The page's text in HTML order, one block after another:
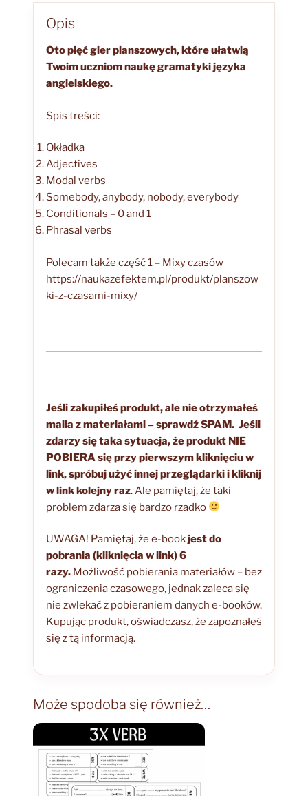
Opis
Oto pięć gier planszowych, które ułatwią
Twoim uczniom naukę gramatyki języka
angielskiego.
Spis treści:
Okładka
Adjectives
Modal verbs
Somebody, anybody, nobody, everybody
Conditionals – 0 and 1
Phrasal verbs
Polecam także część 1 – Mixy czasów
https://naukazefektem.pl/produkt/planszow
ki-z-czasami-mixy/
Jeśli zakupiłeś produkt, ale nie otrzymałeś
maila z materiałami – sprawdź SPAM. Jeśli
zdarzy się taka sytuacja, że produkt NIE
POBIERA się przy pierwszym kliknięciu w
link, spróbuj użyć innej przeglądarki i kliknij
w link kolejny raz. Ale pamiętaj, że taki
problem zdarza się bardzo rzadko
UWAGA! Pamiętaj, że e-bookjest do
pobrania (kliknięcia w link) 6
razy. Możliwość pobierania materiałów – bez
ograniczenia czasowego, jednak zaleca się
nie zwlekać z pobieraniem danych e-booków.
Kupując produkt, oświadczasz, że zapoznałeś
się z tą informacją.
Może spodoba się również…